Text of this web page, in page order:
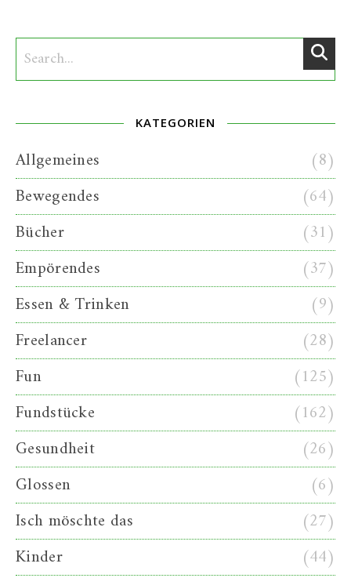
KATEGORIEN
Allgemeines
(8)
Bewegendes
(64)
Bücher
(31)
Empörendes
(37)
Essen & Trinken
(9)
Freelancer
(28)
Fun
(125)
Fundstücke
(162)
Gesundheit
(26)
Glossen
(6)
Isch möschte das
(27)
Kinder
(44)